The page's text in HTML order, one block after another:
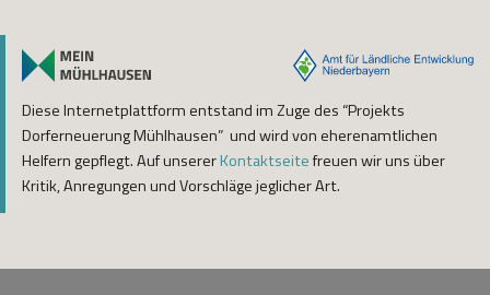
Diese Internetplattform entstand im Zuge des “Projekts
Dorferneuerung Mühlhausen” und wird von eherenamtlichen
Helfern gepflegt. Auf unsererKontaktseitefreuen wir uns über
Kritik, Anregungen und Vorschläge jeglicher Art.